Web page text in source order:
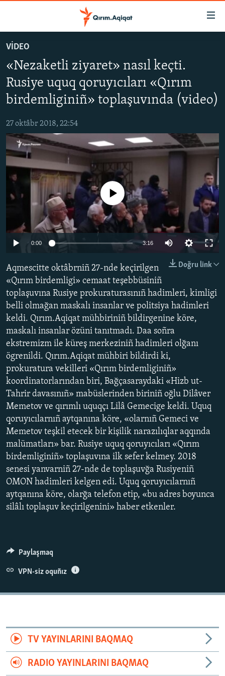
Esas
mündericege
qaytmaq
Baş
navigatsiyağa
qaytmaq
qaytmaq
SİYASET
İQTİSADİYAT
MEDENİYET
İNSAN AQLARI
VİDEO
SÜRET
BLOGLAR
Русский
Українською
QOŞULIÑIZ!
RFE/RS bütün saytları
VİDEO
«Nezaketli ziyaret» nasıl keçti.
Rusiye uquq qoruyıcıları «Qırım
birdemliginiñ» toplaşuvında (video)
27 oktâbr 2018, 22:54
No media source currently available
0:00 3:16
Doğru link
Aqmescitte oktâbrniñ 27-nde keçirilgen
«Qırım birdemligi» cemaat teşebbüsiniñ
toplaşuvına Rusiye prokuraturasınıñ hadimleri, kimligi
belli olmağan maskalı insanlar ve politsiya hadimleri
keldi. Qırım.Aqiqat mühbiriniñ bildirgenine köre,
maskalı insanlar özüni tanıtmadı. Daa soñra
ekstremizm ile küreş merkeziniñ hadimleri olğanı
ögrenildi. Qırım.Aqiqat mühbiri bildirdi ki,
prokuratura vekilleri «Qırım birdemliginiñ»
koordinatorlarından biri, Bağçasaraydaki «Hizb ut-
Tahrir davasınıñ» mabüslerinden biriniñ oğlu Dilâver
Memetov ve qırımlı uquqçı Lilâ Gemecige keldi. Uquq
qoruyıcılarnıñ aytqanına köre, «olarnıñ Gemeci ve
Memetov teşkil etecek bir kişilik narazılıqlar aqqında
malümatları» bar. Rusiye uquq qoruyıcıları «Qırım
birdemliginiñ» toplaşuvına ilk sefer kelmey. 2018
senesi yanvarniñ 27-nde de toplaşuvğa Rusiyeniñ
OMON hadimleri kelgen edi. Uquq qoruyıcılarnıñ
aytqanına köre, olarğa telefon etip, «bu adres boyunca
silâlı toplaşuv keçirilgenini» haber etkenler.
Paylaşmaq
VPN-siz oquñız
TV YAYINLARINI BAQMAQ
RADIO YAYINLARINI BAQMAQ